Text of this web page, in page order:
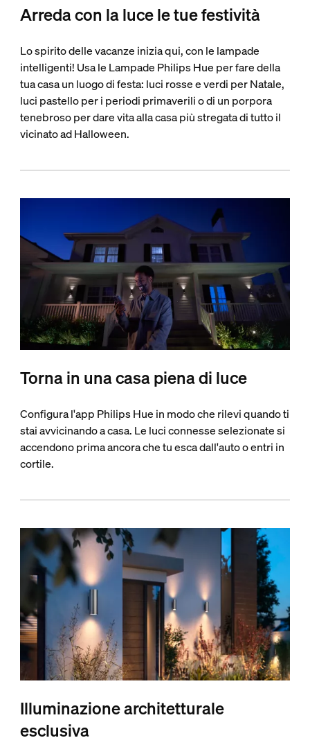
Arreda con la luce le tue festività
Lo spirito delle vacanze inizia qui, con le lampade
intelligenti! Usa le Lampade Philips Hue per fare della
tua casa un luogo di festa: luci rosse e verdi per Natale,
luci pastello per i periodi primaverili o di un porpora
tenebroso per dare vita alla casa più stregata di tutto il
vicinato ad Halloween.
Torna in una casa piena di luce
Configura l'app Philips Hue in modo che rilevi quando ti
stai avvicinando a casa. Le luci connesse selezionate si
accendono prima ancora che tu esca dall'auto o entri in
cortile.
Illuminazione architetturale
esclusiva